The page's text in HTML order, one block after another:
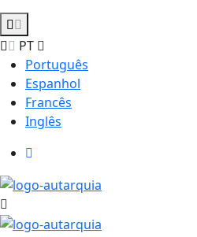
PT
Português
Espanhol
Francês
Inglês